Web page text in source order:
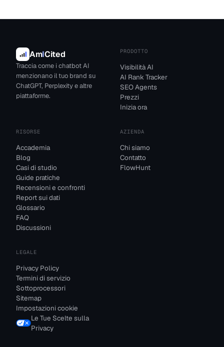
AmICited
Traccia come i chatbot AI
menzionano il tuo brand su
ChatGPT, Perplexity e altre
piattaforme.
PRODOTTO
Visibilità AI
AI Rank Tracker
SEO Agents
Prezzi
Inizia ora
RISORSE
Accademia
Blog
Casi di studio
Guide pratiche
Recensioni e confronti
Report sui dati
Glossario
FAQ
Discussioni
AZIENDA
Chi siamo
Contatto
FlowHunt
LEGALE
Privacy Policy
Termini di servizio
Sottoprocessori
Sitemap
Impostazioni cookie
Le Tue Scelte sulla
Privacy